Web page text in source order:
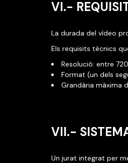
VI.-
La durada del vídeo
Els requisits tècnics
Resolució: entre
Format (un dels
Grandària màxima
VII.-
Un jurat integrat per